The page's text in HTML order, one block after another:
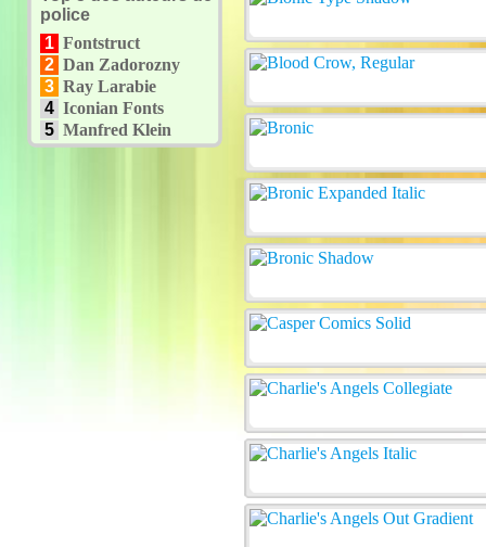
police
1 Fontstruct
2 Dan Zadorozny
3 Ray Larabie
4 Iconian Fonts
5 Manfred Klein